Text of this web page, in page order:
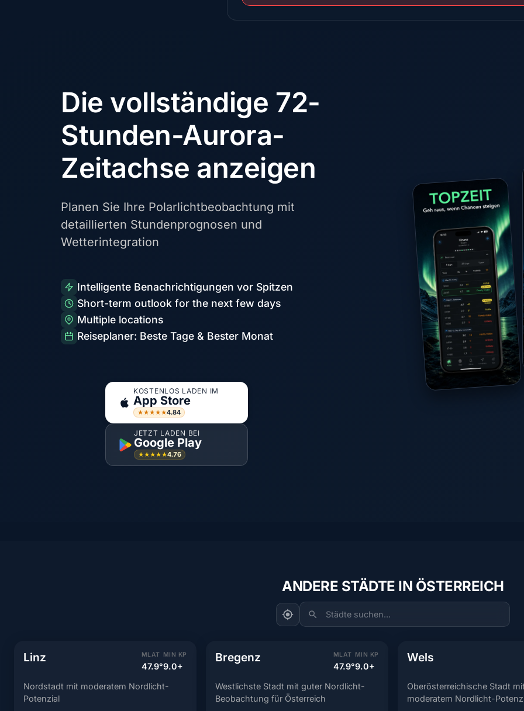
Die vollständige 72-
Stunden-Aurora-
Zeitachse anzeigen
Planen Sie Ihre Polarlichtbeobachtung mit
detaillierten Stundenprognosen und
Wetterintegration
Intelligente Benachrichtigungen vor Spitzen
Short-term outlook for the next few days
Multiple locations
Reiseplaner: Beste Tage & Bester Monat
KOSTENLOS LADEN IM
App Store
★★★★★4.84
JETZT LADEN BEI
Google Play
★★★★★4.76
ANDERE STÄDTE IN ÖSTERREICH
Städte suchen...
Linz MLAT
47.9°
MIN KP
9.0+
Nordstadt mit moderatem Nordlicht-
Potenzial
Bregenz MLAT
47.9°
MIN KP
9.0+
Westlichste Stadt mit guter Nordlicht-
Beobachtung für Österreich
Wels
Oberösterreichische Stadt
moderatem Nordlicht-